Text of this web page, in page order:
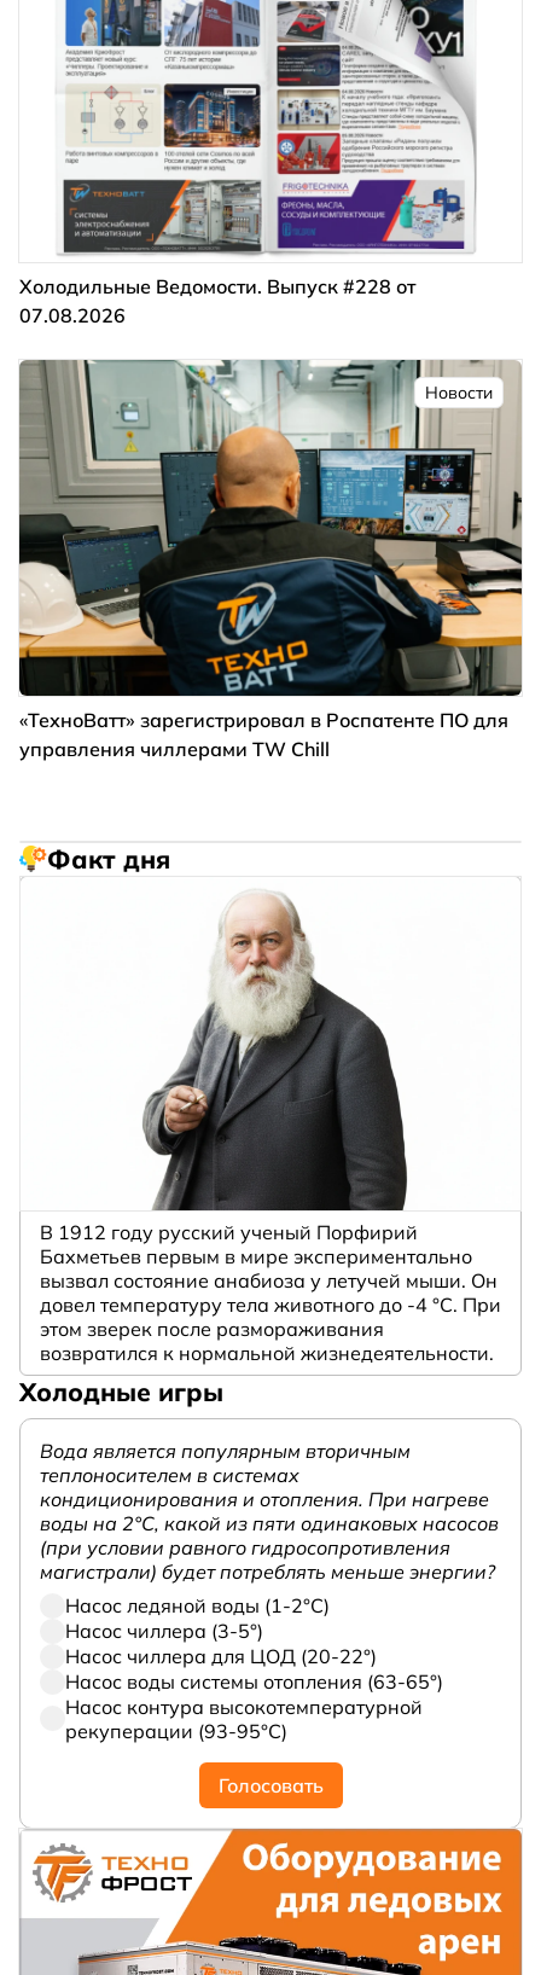
Холодильные Ведомости. Выпуск #228 от
07.08.2026
Новости
«ТехноВатт» зарегистрировал в Роспатенте ПО для
управления чиллерами TW Chill
Факт дня
В 1912 году русский ученый Порфирий
Бахметьев первым в мире экспериментально
вызвал состояние анабиоза у летучей мыши. Он
довел температуру тела животного до -4 °C. При
этом зверек после размораживания
возвратился к нормальной жизнедеятельности.
Холодные игры
Вода является популярным вторичным
теплоносителем в системах
кондиционирования и отопления. При нагреве
воды на 2°С, какой из пяти одинаковых насосов
(при условии равного гидросопротивления
магистрали) будет потреблять меньше энергии?
Насос ледяной воды (1-2°С)
Насос чиллера (3-5°)
Насос чиллера для ЦОД (20-22°)
Насос воды системы отопления (63-65°)
Насос контура высокотемпературной
рекуперации (93-95°С)
Голосовать